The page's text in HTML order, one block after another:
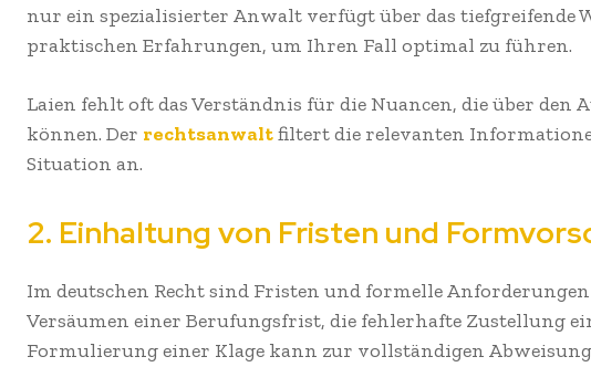
nur ein spezialisierter Anwalt verfügt über das tiefgreifende
praktischen Erfahrungen, um Ihren Fall optimal zu führen.
Laien fehlt oft das Verständnis für die Nuancen, die über den
können. Der rechtsanwaltfiltert die relevanten
Situation an.
2. Einhaltung von Fristen und
Im deutschen Recht sind Fristen und formelle
Versäumen einer Berufungsfrist, die fehlerhafte Zustellung
Formulierung einer Klage kann zur vollständigen